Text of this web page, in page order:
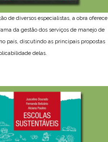
de diversos especialistas, a obra oferece
da gestão dos serviços de manejo de
país, discutindo as principais propostas
delas.